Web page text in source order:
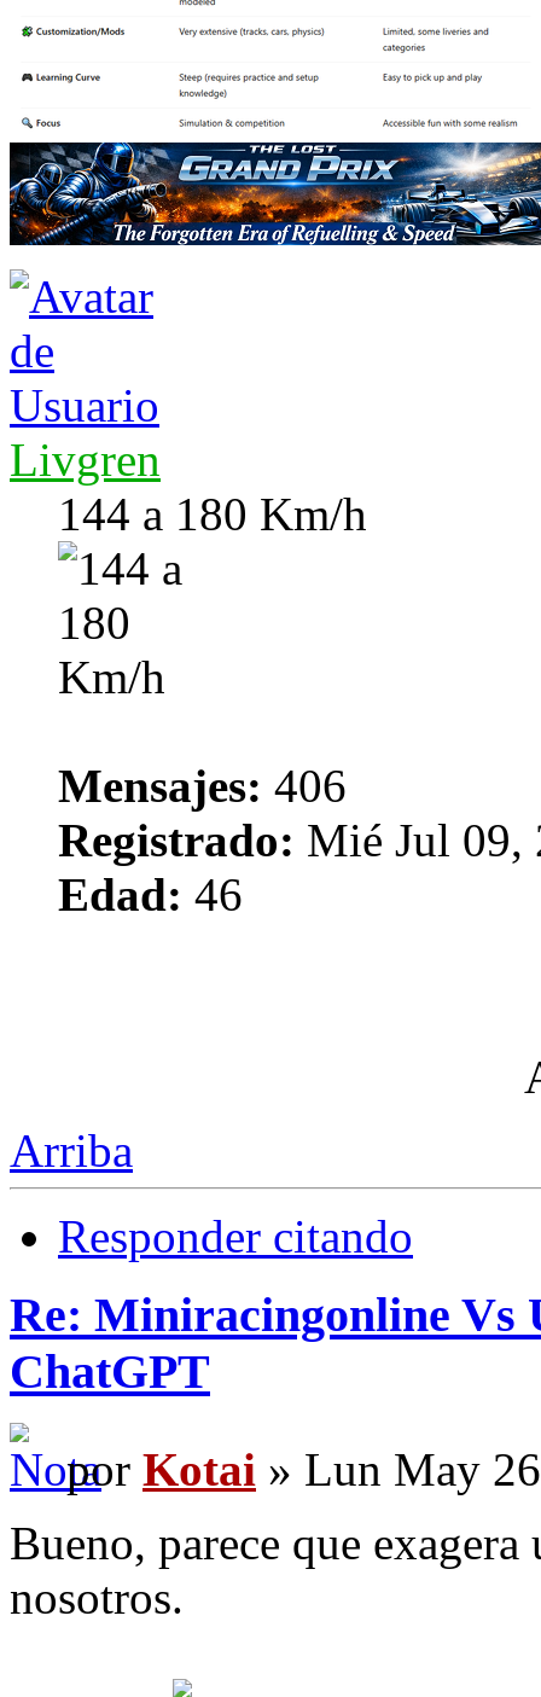
Livgren
144 a 180 Km/h
Mensajes: 406
Registrado: Mié Jul 09,
Edad: 46
Arriba
Responder citando
Re: Miniracingonline Vs
ChatGPT
por Kotai » Lun May
Bueno, parece que
nosotros.